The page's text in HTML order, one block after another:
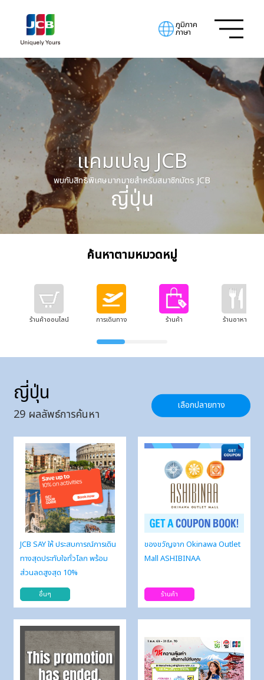
ภูมิภาค
ภาษา
แคมเปญ JCB
พบกับสิทธิพิเศษมากมายสำหรับสมาชิกบัตร JCB
ญี่ปุ่น
ค้นหาตามหมวดหมู่
ร้านค้าออนไลน์ การเดินทาง ร้านค้า ร้านอาหาร
ญี่ปุ่น
29 ผลลัพธ์การค้นหา
เลือกปลายทาง
JCB SAY ให้ ประสบการณ์การเดิน
ทางสุดประทับใจทั่วโลก พร้อม
ส่วนลดสูงสุด 10%
อื่นๆ
ของขวัญจาก Okinawa Outlet
Mall ASHIBINAA
ร้านค้า